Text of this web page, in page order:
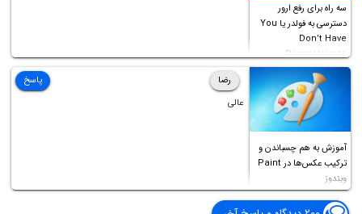
سه راه برای رفع ارور
دسترسی به فولدر یا You
Don’t Have
Permission to
Access this folder
آموزش به هم چسباندن و
ترکیب عکس‌ها در Paint
ویندوز
رضا
عالی
پاسخ